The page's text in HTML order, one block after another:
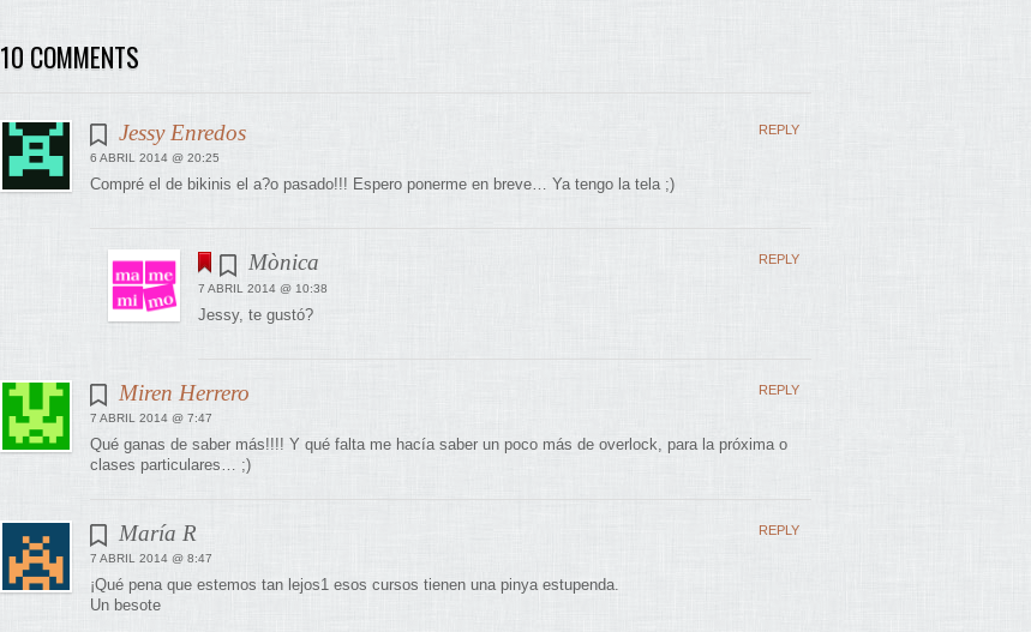
10 COMMENTS
Jessy Enredos
6 ABRIL 2014 @ 20:25
Compré el de bikinis el a?o pasado!!! Espero ponerme en breve… Ya tengo la tela ;)
REPLY
Mònica
7 ABRIL 2014 @ 10:38
Jessy, te gustó?
REPLY
Miren Herrero
7 ABRIL 2014 @ 7:47
Qué ganas de saber más!!!! Y qué falta me hacía saber un poco más de overlock, para la próxima o
clases particulares… ;)
REPLY
María R
7 ABRIL 2014 @ 8:47
¡Qué pena que estemos tan lejos1 esos cursos tienen una pinya estupenda.
Un besote
REPLY